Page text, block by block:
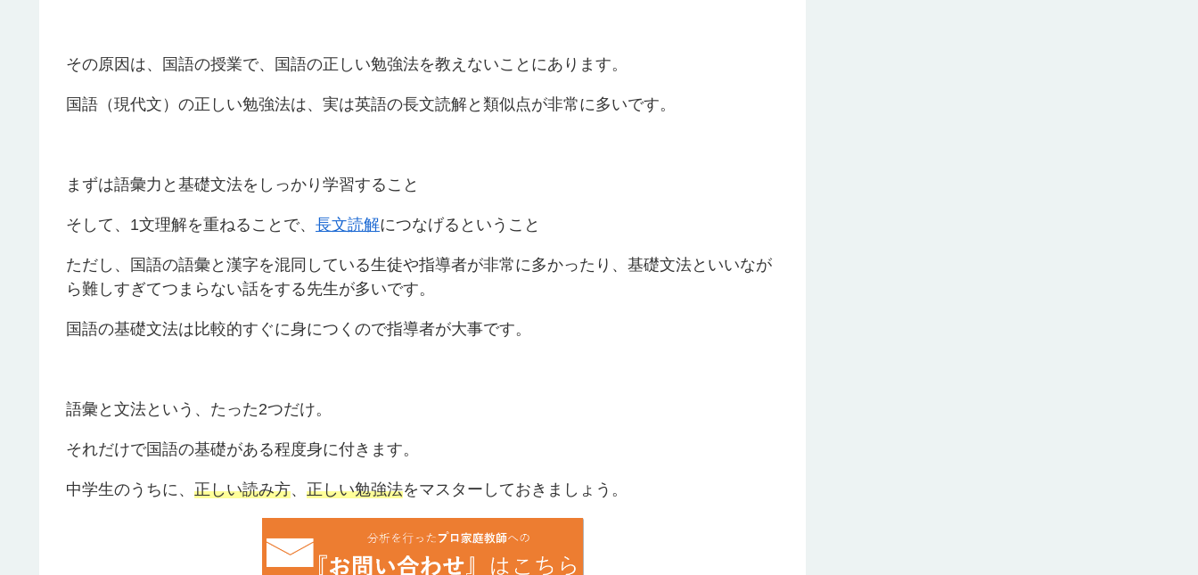
その原因は、国語の授業で、国語の正しい勉強法を教えないことにあります。
国語（現代文）の正しい勉強法は、実は英語の長文読解と類似点が非常に多いです。
まずは語彙力と基礎文法をしっかり学習すること
そして、1文理解を重ねることで、 長文読解につなげるということ
ただし、国語の語彙と漢字を混同している生徒や指導者が非常に多かったり、基礎文法といいなが
ら難しすぎてつまらない話をする先生が多いです。
国語の基礎文法は比較的すぐに身につくので指導者が大事です。
語彙と文法という、たった2つだけ。
それだけで国語の基礎がある程度身に付きます。
中学生のうちに、 正しい読み方、 正しい勉強法をマスターしておきましょう。